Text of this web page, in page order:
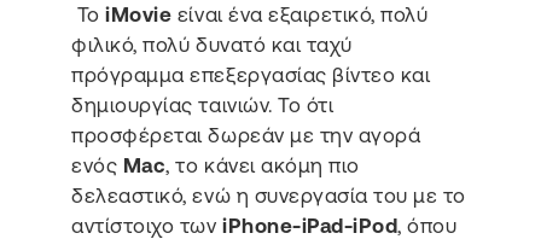
ΤοiMovie είναι ένα εξαιρετικό, πολύ
φιλικό, πολύ δυνατό και ταχύ
πρόγραμμα επεξεργασίας βίντεο και
δημιουργίας ταινιών. Το ότι
προσφέρεται δωρεάν με την αγορά
ενός Mac, το κάνει ακόμη πιο
δελεαστικό, ενώ η συνεργασία του με το
αντίστοιχο τωνiPhone-iPad-iPod, όπου